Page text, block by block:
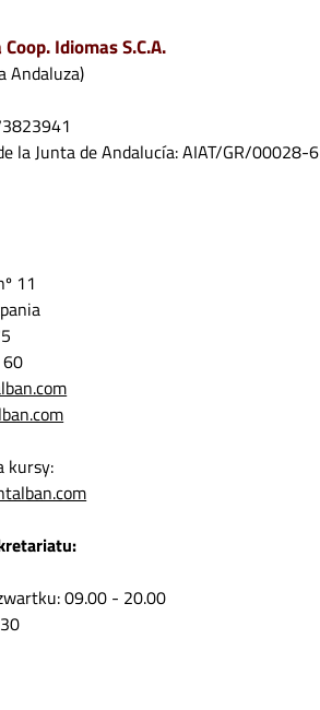
Idiomas S.C.A.
Andaluza)
la Junta de Andalucía: AIAT/GR/00028-6
11
kursy:
09.00 - 20.00